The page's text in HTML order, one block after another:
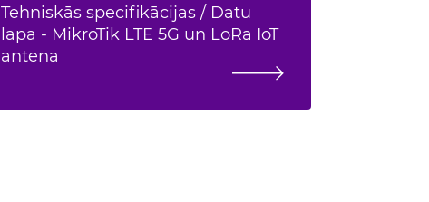
Tehniskās specifikācijas / Datu
lapa - MikroTik LTE 5G un LoRa IoT
antena